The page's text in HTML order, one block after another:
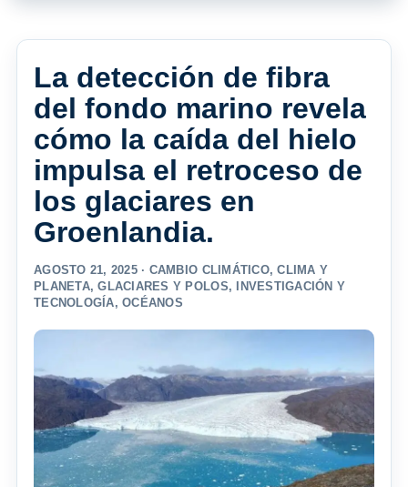
La detección de fibra
del fondo marino revela
cómo la caída del hielo
impulsa el retroceso de
los glaciares en
Groenlandia.
AGOSTO 21, 2025 · CAMBIO CLIMÁTICO,CLIMA Y
PLANETA,GLACIARES Y POLOS,
INVESTIGACIÓN Y
TECNOLOGÍA,OCÉANOS